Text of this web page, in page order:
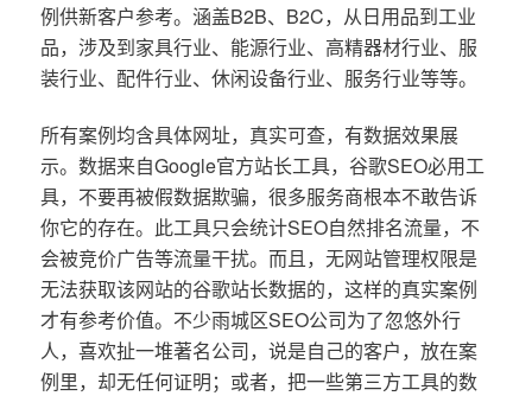
例供新客户参考。涵盖B2B、B2C，从日用品到工业
品，涉及到家具行业、能源行业、高精器材行业、服
装行业、配件行业、休闲设备行业、服务行业等等。
所有案例均含具体网址，真实可查，有数据效果展
示。数据来自Google官方站长工具，谷歌SEO必用工
具，不要再被假数据欺骗，很多服务商根本不敢告诉
你它的存在。此工具只会统计SEO自然排名流量，不
会被竞价广告等流量干扰。而且，无网站管理权限是
无法获取该网站的谷歌站长数据的，这样的真实案例
才有参考价值。不少雨城区SEO公司为了忽悠外行
人，喜欢扯一堆著名公司，说是自己的客户，放在案
例里，却无任何证明；或者，把一些第三方工具的数